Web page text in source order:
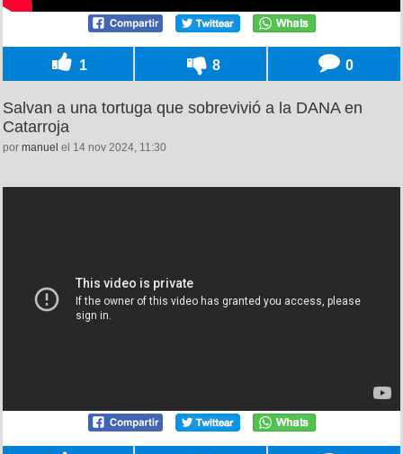
1 8 0
Salvan a una tortuga que sobrevivió a la DANA en
Catarroja
por manuel el 14 nov 2024, 11:30